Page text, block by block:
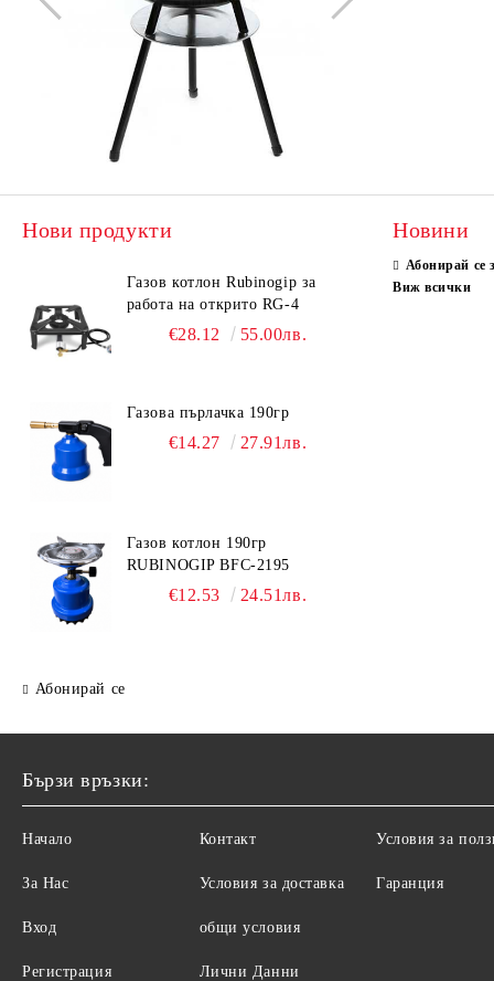
Нови продукти
Газов котлон Rubinogip за
работа на открито RG-4
€28.12 55.00лв.
Газова пърлачка 190гр
€14.27 27.91лв.
Газов котлон 190гр
RUBINOGIP BFC-2195
€12.53 24.51лв.
Абонирай се
Новини
Абонирай се
Виж всички
Бързи връзки:
Начало
За Нас
Вход
Регистрация
Контакт
Условия за доставка
общи условия
Лични Данни
Условия за
Гаранция